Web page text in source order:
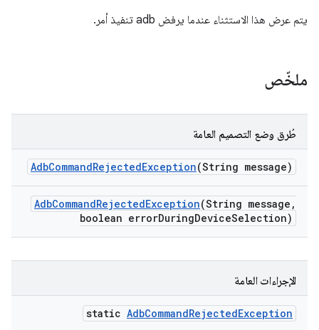
يتم عرض هذا الاستثناء عندما يرفض adb تنفيذ أمر.
ملخّص
طُرق وضع التصميم العامة
AdbCommandRejectedException(String message)
AdbCommandRejectedException(String message ,
boolean errorDuringDeviceSelection)
الإجراءات العامة
static AdbCommandRejectedException